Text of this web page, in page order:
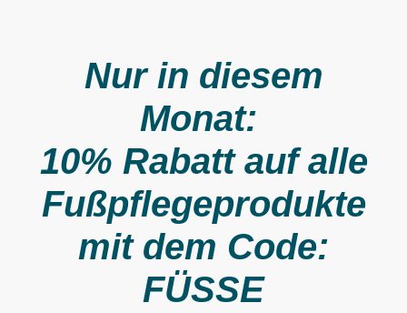
Nur in diesem
Monat:
10% Rabatt auf alle
Fußpflegeprodukte
mit dem Code:
FÜSSE